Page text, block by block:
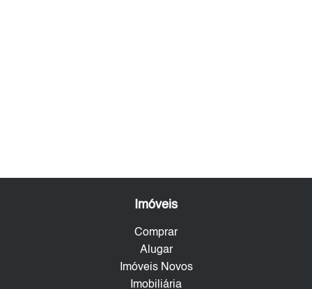
Imóveis
Comprar
Alugar
Imóveis Novos
Imobiliária